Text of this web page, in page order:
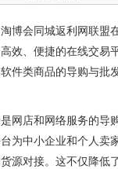
博会同城返利网联盟
效、便捷的在线交易
件类商品的导购与批
网店和网络服务的导
为中小企业和个人卖
源对接。这不仅降低